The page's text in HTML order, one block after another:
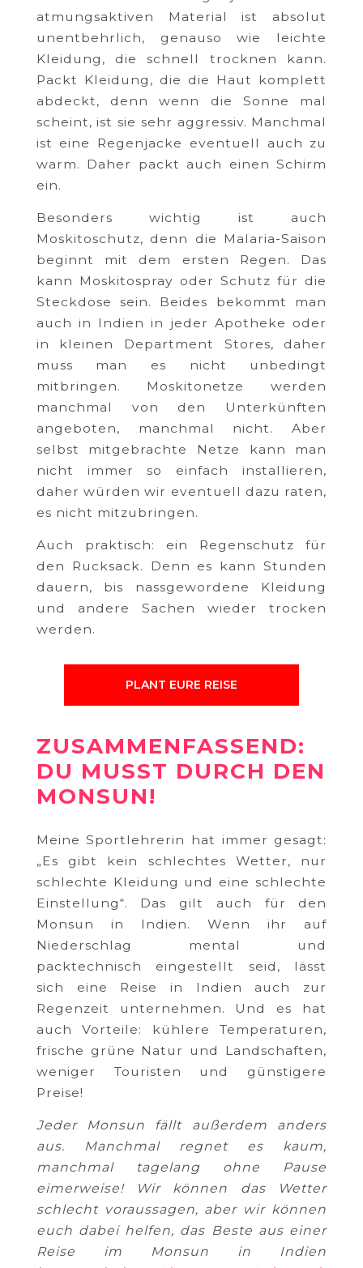
atmungsaktiven Material ist absolut
unentbehrlich, genauso wie leichte
Kleidung, die schnell trocknen kann.
Packt Kleidung, die die Haut komplett
abdeckt, denn wenn die Sonne mal
scheint, ist sie sehr aggressiv. Manchmal
ist eine Regenjacke eventuell auch zu
warm. Daher packt auch einen Schirm
ein.
Besonders wichtig ist auch
Moskitoschutz, denn die Malaria-Saison
beginnt mit dem ersten Regen. Das
kann Moskitospray oder Schutz für die
Steckdose sein. Beides bekommt man
auch in Indien in jeder Apotheke oder
in kleinen Department Stores, daher
muss man es nicht unbedingt
mitbringen. Moskitonetze werden
manchmal von den Unterkünften
angeboten, manchmal nicht. Aber
selbst mitgebrachte Netze kann man
nicht immer so einfach installieren,
daher würden wir eventuell dazu raten,
es nicht mitzubringen.
Auch praktisch: ein Regenschutz für
den Rucksack. Denn es kann Stunden
dauern, bis nassgewordene Kleidung
und andere Sachen wieder trocken
werden.
PLANT EURE REISE
ZUSAMMENFASSEND:
DU MUSST DURCH DEN
MONSUN!
Meine Sportlehrerin hat immer gesagt:
„Es gibt kein schlechtes Wetter, nur
schlechte Kleidung und eine schlechte
Einstellung“. Das gilt auch für den
Monsun in Indien. Wenn ihr auf
Niederschlag mental und
packtechnisch eingestellt seid, lässt
sich eine Reise in Indien auch zur
Regenzeit unternehmen. Und es hat
auch Vorteile: kühlere Temperaturen,
frische grüne Natur und Landschaften,
weniger Touristen und günstigere
Preise!
Jeder Monsun fällt außerdem anders
aus. Manchmal regnet es kaum,
manchmal tagelang ohne Pause
eimerweise! Wir können das Wetter
schlecht voraussagen, aber wir können
euch dabei helfen, das Beste aus einer
Reise im Monsun in Indien